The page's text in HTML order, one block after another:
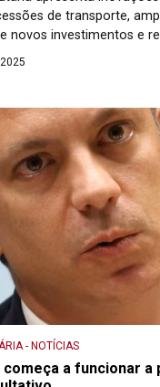
de transporte,
novos investimentos e
sistema de cobrança
nas Concessões de
paulista. O […]
- NOTÍCIAS
começa a funcionar a